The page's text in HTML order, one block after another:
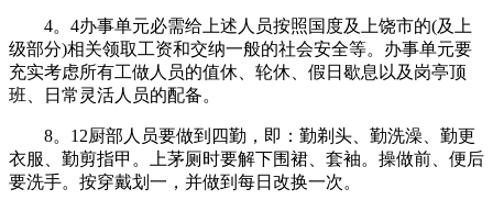
4。4办事单元必需给上述人员按照国度及上饶市的(及上
级部分)相关领取工资和交纳一般的社会安全等。办事单元要
充实考虑所有工做人员的值休、轮休、假日歇息以及岗亭顶
班、日常灵活人员的配备。
8。12厨部人员要做到四勤，即：勤剃头、勤洗澡、勤更
衣服、勤剪指甲。上茅厕时要解下围裙、套袖。操做前、便后
要洗手。按穿戴划一，并做到每日改换一次。